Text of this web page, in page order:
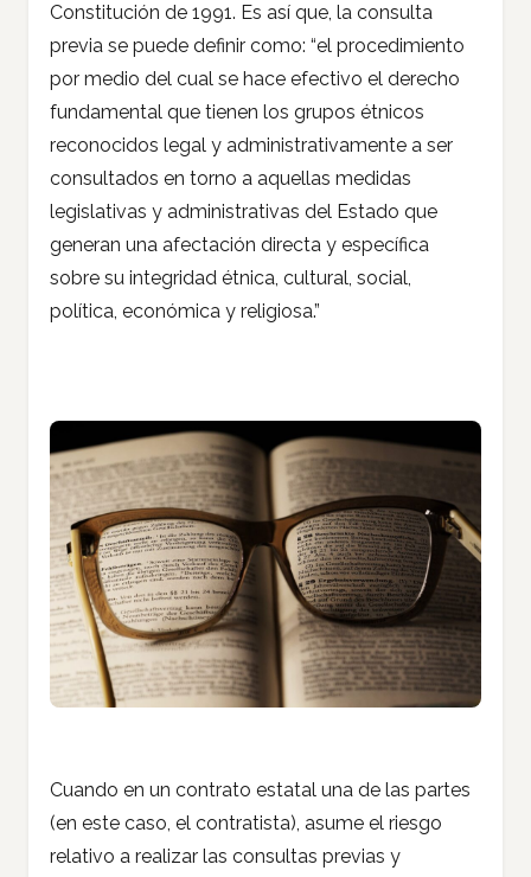
Constitución de 1991. Es así que, la consulta
previa se puede definir como: “el procedimiento
por medio del cual se hace efectivo el derecho
fundamental que tienen los grupos étnicos
reconocidos legal y administrativamente a ser
consultados en torno a aquellas medidas
legislativas y administrativas del Estado que
generan una afectación directa y específica
sobre su integridad étnica, cultural, social,
política, económica y religiosa.”
Cuando en un contrato estatal una de las partes
(en este caso, el contratista), asume el riesgo
relativo a realizar las consultas previas y